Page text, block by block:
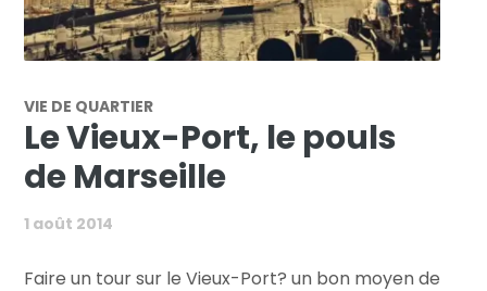
VIE DE QUARTIER
Le Vieux-Port, le pouls
de Marseille
1 août 2014
Faire un tour sur le Vieux-Port? un bon moyen de